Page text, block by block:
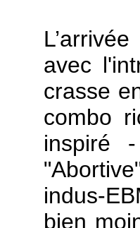
avec
crasse
combo
inspiré
indus-
bien